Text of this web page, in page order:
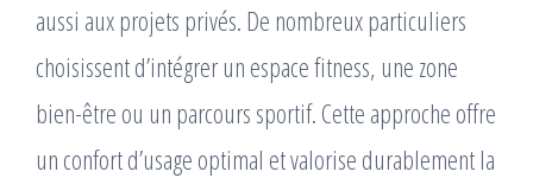
aussi aux projets privés. De nombreux particuliers
choisissent d’intégrer un espace fitness, une zone
bien-être ou un parcours sportif. Cette approche offre
un confort d’usage optimal et valorise durablement la